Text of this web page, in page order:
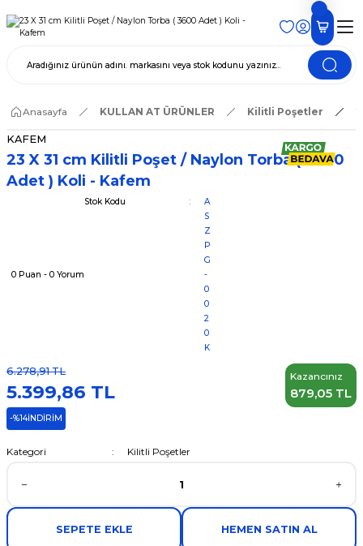
Anasayfa KULLAN AT ÜRÜNLER Kilitli Poşetler
KAFEM
23 X 31 cm Kilitli Poşet / Naylon Torba ( 3600
Adet ) Koli - Kafem
0 Puan - 0 Yorum
Stok Kodu
A
S
Z
P
G
-
0
0
2
0
K
6.278,91 TL
5.399,86 TL
-%14İNDİRİM
Kazancınız
879,05 TL
Kategori Kilitli Poşetler
SEPETE EKLE HEMEN SATIN AL